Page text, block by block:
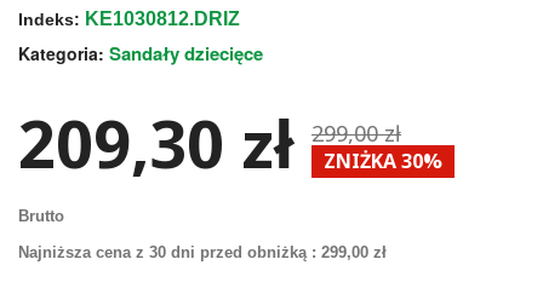
Indeks: KE1030812.DRIZ
Kategoria: Sandały dziecięce
209,30 zł 299,00 zł
ZNIŻKA 30%
Brutto
Najniższa cena z 30 dni przed obniżką : 299,00 zł